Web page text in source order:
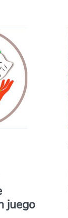
juego